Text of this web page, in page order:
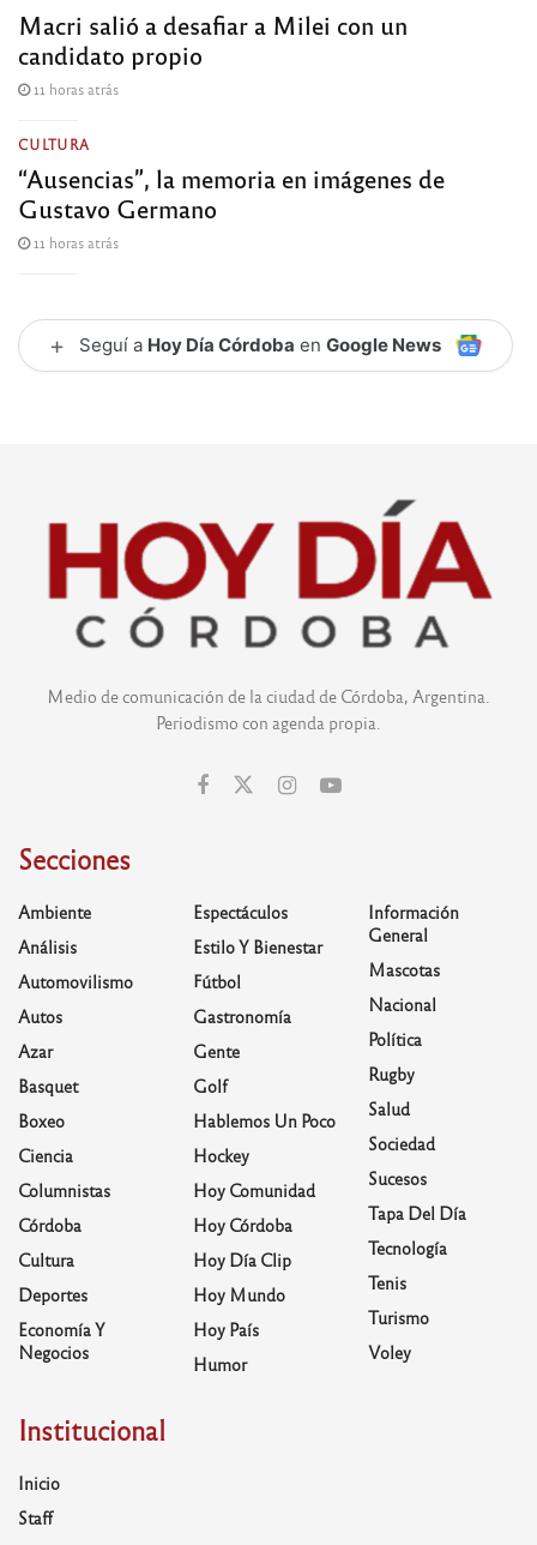
Macri salió a desafiar a Milei con un
candidato propio
11 horas atrás
CULTURA
“Ausencias”, la memoria en imágenes de
Gustavo Germano
11 horas atrás
+ Seguí a Hoy Día Córdoba en Google News
Medio de comunicación de la ciudad de Córdoba, Argentina.
Periodismo con agenda propia.
Secciones
Ambiente
Análisis
Automovilismo
Autos
Azar
Basquet
Boxeo
Ciencia
Columnistas
Córdoba
Cultura
Deportes
Economía Y
Negocios
Espectáculos
Estilo Y Bienestar
Fútbol
Gastronomía
Gente
Golf
Hablemos Un Poco
Hockey
Hoy Comunidad
Hoy Córdoba
Hoy Día Clip
Hoy Mundo
Hoy País
Humor
Información
General
Mascotas
Nacional
Política
Rugby
Salud
Sociedad
Sucesos
Tapa Del Día
Tecnología
Tenis
Turismo
Voley
Institucional
Inicio
Staff